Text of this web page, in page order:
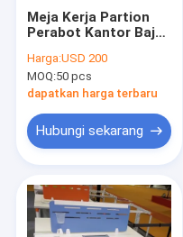
Produk
Meja Kerja Partion
Perabot Kantor Baja
L2400XW1200XH750mm
Harga:USD 200
MOQ:50 pcs
dapatkan harga terbaru
Hubungi sekarang